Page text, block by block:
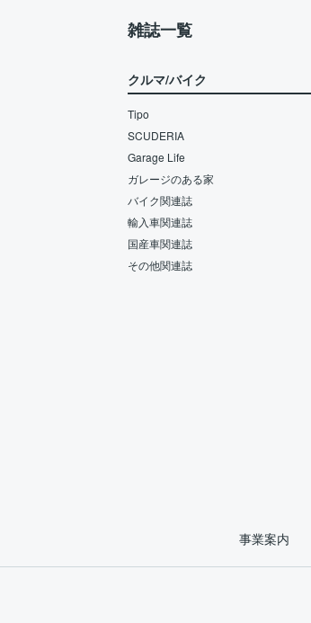
雑誌一覧
クルマ/バイク
Tipo
SCUDERIA
Garage Life
ガレージのある家
バイク関連誌
輸入車関連誌
国産車関連誌
その他関連誌
事業案内